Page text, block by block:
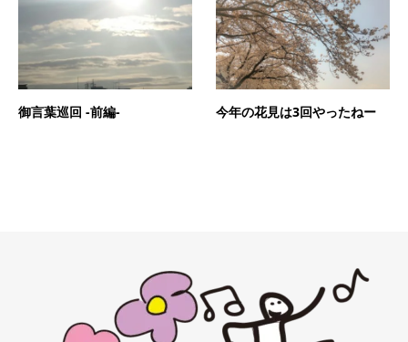
御言葉巡回 -前編- 今年の花見は3回やったねー